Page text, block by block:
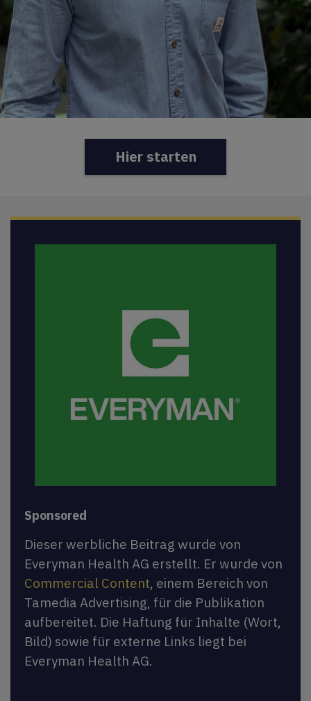
Hier starten
Sponsored
Dieser werbliche Beitrag wurde von
Everyman Health AG erstellt. Er wurde von
Commercial Content, einem Bereich von
Tamedia Advertising, für die Publikation
aufbereitet. Die Haftung für Inhalte (Wort,
Bild) sowie für externe Links liegt bei
Everyman Health AG.